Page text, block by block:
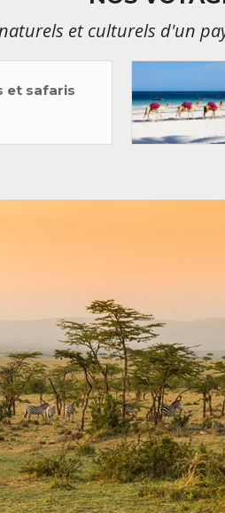
et culturels d'un
et safaris